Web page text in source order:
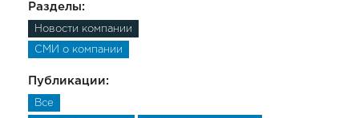
Разделы:
Новости компании
СМИ о компании
Публикации:
Все